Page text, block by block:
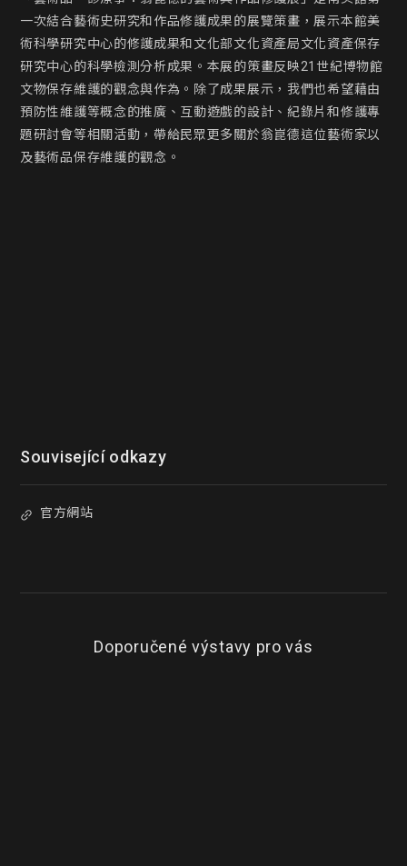
一次結合藝術史研究和作品修護成果的展覽策畫，展示本館美
術科學研究中心的修護成果和文化部文化資產局文化資產保存
研究中心的科學檢測分析成果。本展的策畫反映21世紀博物館
文物保存維護的觀念與作為。除了成果展示，我們也希望藉由
預防性維護等概念的推廣、互動遊戲的設計、紀錄片和修護專
題研討會等相關活動，帶給民眾更多關於翁崑德這位藝術家以
及藝術品保存維護的觀念。
Související odkazy
官方網站
Doporučené výstavy pro vás